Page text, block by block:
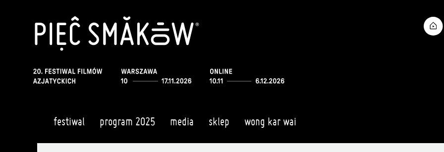
festiwal program 2025 media sklep wong kar wai